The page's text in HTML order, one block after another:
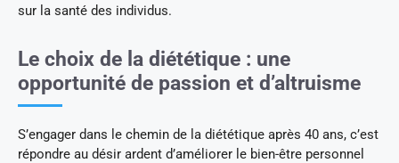
sur la santé des individus.
Le choix de la diététique : une
opportunité de passion et d’altruisme
S’engager dans le chemin de la diététique après 40 ans, c’est
répondre au désir ardent d’améliorer le bien-être personnel